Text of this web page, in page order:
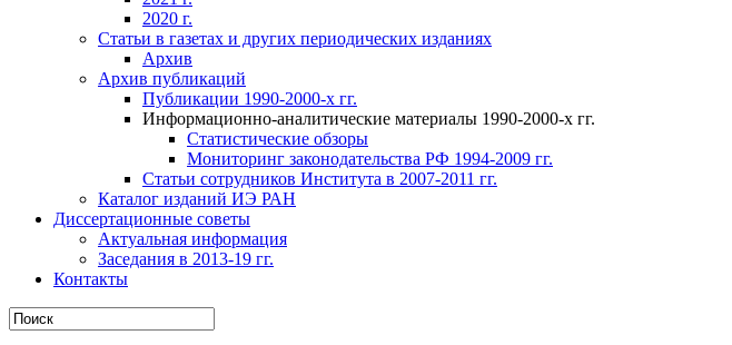
2020 г.
Статьи в газетах и других периодических изданиях
Архив
Архив публикаций
Публикации 1990-2000-х гг.
Информационно-аналитические материалы 1990-2000-х гг.
Статистические обзоры
Мониторинг законодательства РФ 1994-2009 гг.
Статьи сотрудников Института в 2007-2011 гг.
Каталог изданий ИЭ РАН
Диссертационные советы
Актуальная информация
Заседания в 2013-19 гг.
Контакты